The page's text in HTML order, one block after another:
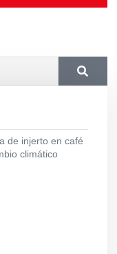
de injerto en café
climático